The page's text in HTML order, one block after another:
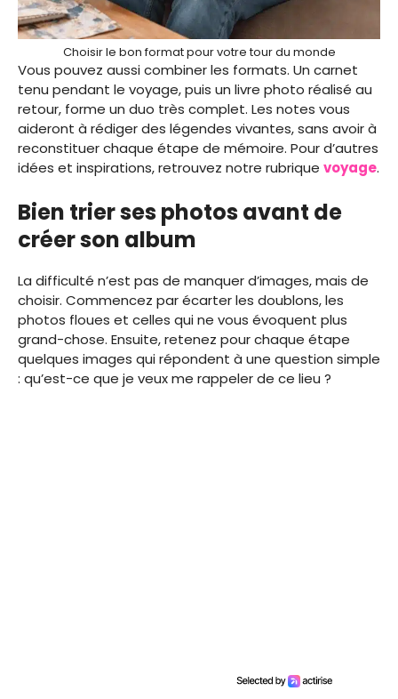
Choisir le bon format pour votre tour du monde
Vous pouvez aussi combiner les formats. Un carnet
tenu pendant le voyage, puis un livre photo réalisé au
retour, forme un duo très complet. Les notes vous
aideront à rédiger des légendes vivantes, sans avoir à
reconstituer chaque étape de mémoire. Pour d’autres
idées et inspirations, retrouvez notre rubrique voyage.
Bien trier ses photos avant de
créer son album
La difficulté n’est pas de manquer d’images, mais de
choisir. Commencez par écarter les doublons, les
photos floues et celles qui ne vous évoquent plus
grand-chose. Ensuite, retenez pour chaque étape
quelques images qui répondent à une question simple
: qu’est-ce que je veux me rappeler de ce lieu ?